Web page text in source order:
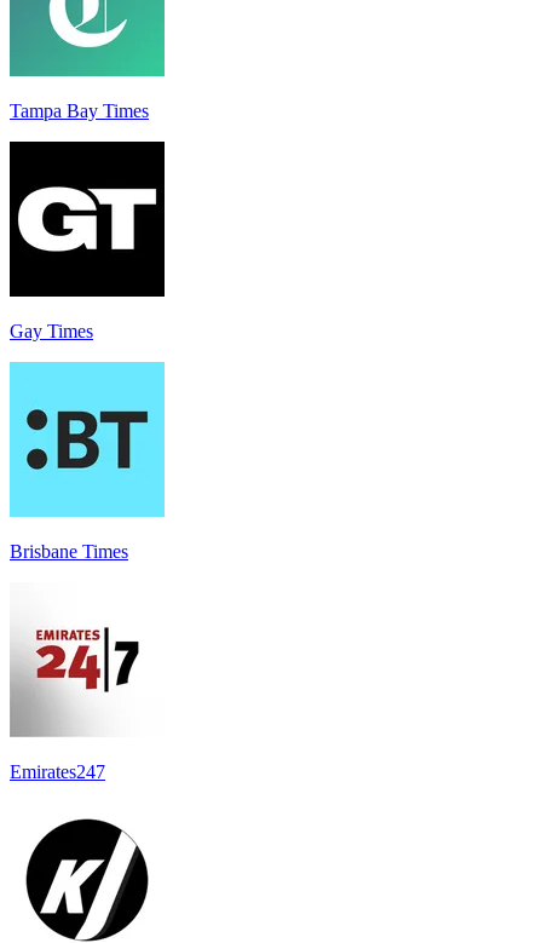
Tampa Bay Times
Gay Times
Brisbane Times
Emirates247